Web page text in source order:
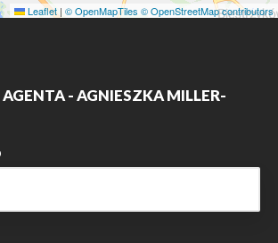
Leaflet | © OpenMapTiles © OpenStreetMap contributors
- AGNIESZKA MILLER-